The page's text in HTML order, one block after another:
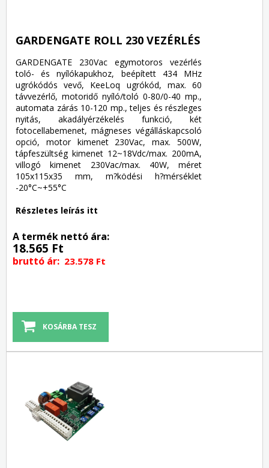
GARDENGATE ROLL 230 VEZÉRLÉS
GARDENGATE 230Vac egymotoros vezérlés
toló- és nyílókapukhoz, beépített 434 MHz
ugrókódós vevő, KeeLoq ugrókód, max. 60
távvezérlő, motoridő nyíló/toló 0-80/0-40 mp.,
automata zárás 10-120 mp., teljes és részleges
nyitás, akadályérzékelés funkció, két
fotocellabemenet, mágneses végálláskapcsoló
opció, motor kimenet 230Vac, max. 500W,
tápfeszültség kimenet 12~18Vdc/max. 200mA,
villogó kimenet 230Vac/max. 40W, méret
105x115x35 mm, m?ködési h?mérséklet
-20°C~+55°C
Részletes leírás itt
A termék nettó ára:
18.565 Ft
bruttó ár: 23.578 Ft